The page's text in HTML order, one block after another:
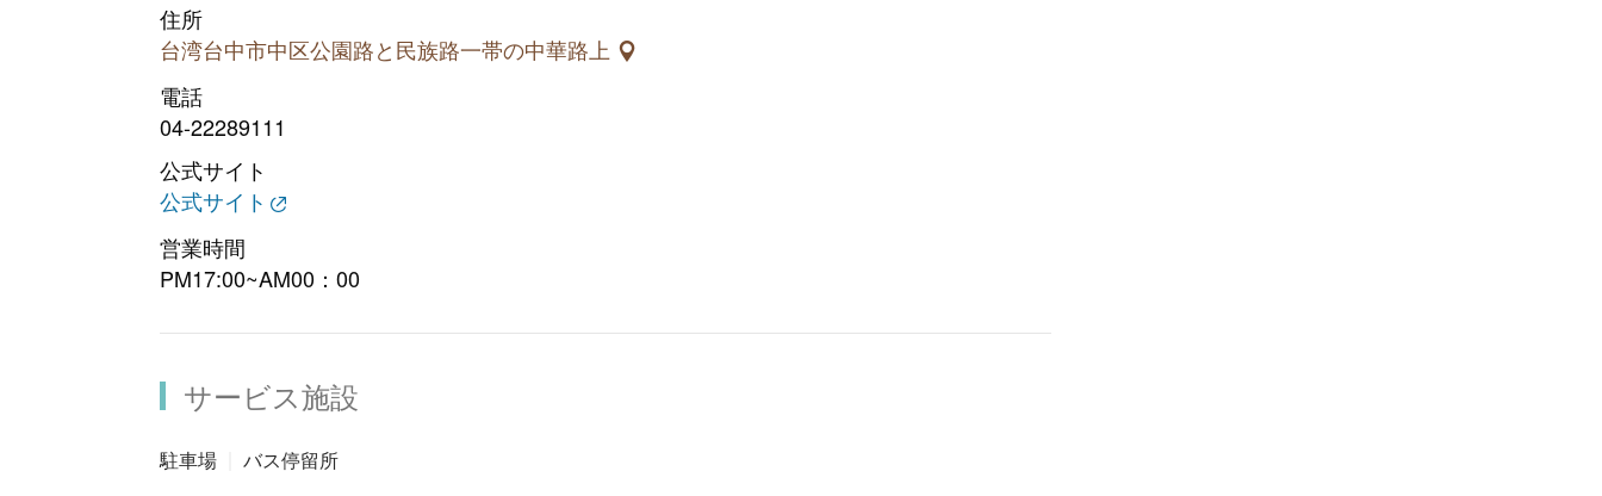
中華路夜市は台中市で最も規模が大きい夜市でもあり、映画館も日新と全球の封切館、二番
館の万代福があります。
住所
台湾台中市中区公園路と民族路一帯の中華路上
電話
04-22289111
公式サイト
公式サイト
営業時間
PM17:00~AM00：00
サービス施設
駐車場 バス停留所